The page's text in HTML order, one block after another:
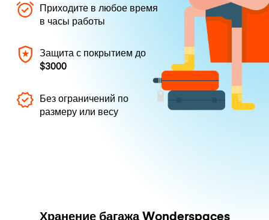
Приходите в любое время
в часы работы
Защита с покрытием до
$3000
Без ограничений по
размеру или весу
Хранение багажа Wonderspaces